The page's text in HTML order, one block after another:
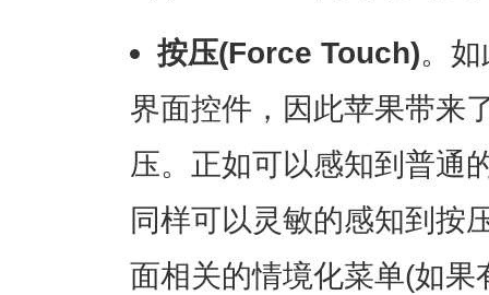
按压(Force Touch)。
界面控件，因此苹果带来
压。正如可以感知到普通
同样可以灵敏的感知到按
面相关的情境化菜单(如